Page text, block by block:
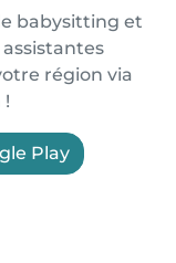
babysitting et
région via
Play